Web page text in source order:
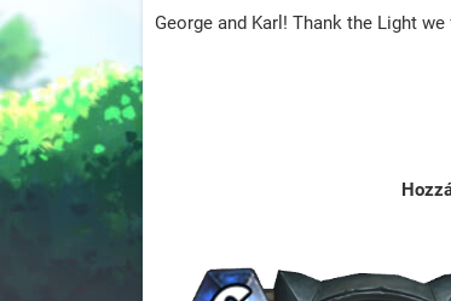
George and Karl! Thank the Light we